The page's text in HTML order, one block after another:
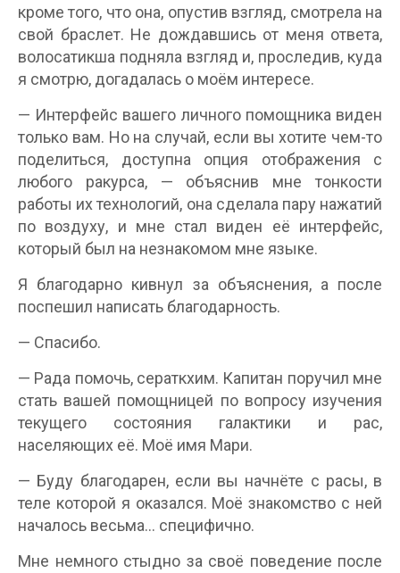
кроме того, что она, опустив взгляд, смотрела на
свой браслет. Не дождавшись от меня ответа,
волосатикша подняла взгляд и, проследив, куда
я смотрю, догадалась о моём интересе.
— Интерфейс вашего личного помощника виден
только вам. Но на случай, если вы хотите чем-то
поделиться, доступна опция отображения с
любого ракурса, — объяснив мне тонкости
работы их технологий, она сделала пару нажатий
по воздуху, и мне стал виден её интерфейс,
который был на незнакомом мне языке.
Я благодарно кивнул за объяснения, а после
поспешил написать благодарность.
— Спасибо.
— Рада помочь, сераткхим. Капитан поручил мне
стать вашей помощницей по вопросу изучения
текущего состояния галактики и рас,
населяющих её. Моё имя Мари.
— Буду благодарен, если вы начнёте с расы, в
теле которой я оказался. Моё знакомство с ней
началось весьма… специфично.
Мне немного стыдно за своё поведение после